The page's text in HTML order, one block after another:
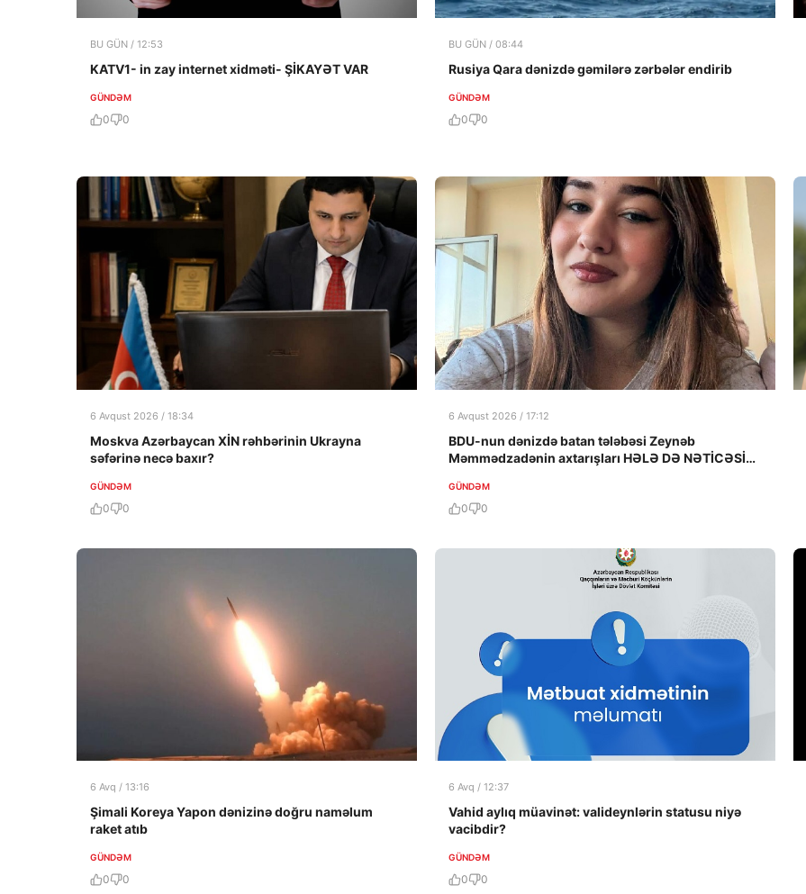
BU GÜN / 12:53
KATV1- in zay internet xidməti- ŞİKAYƏT VAR
GÜNDƏM
0 0
BU GÜN / 08:44
Rusiya Qara dənizdə gəmilərə zərbələr endirib
GÜNDƏM
0 0
6 Avqust 2026 / 18:34
Moskva Azərbaycan XİN rəhbərinin Ukrayna
səfərinə necə baxır?
GÜNDƏM
0 0
6 Avqust 2026 / 17:12
BDU-nun dənizdə batan tələbəsi Zeynəb
Məmmədzadənin axtarışları HƏLƏ DƏ NƏTİCƏSİZ
GÜNDƏM
0 0
6 Avq / 13:16
Şimali Koreya Yapon dənizinə doğru naməlum
raket atıb
GÜNDƏM
0 0
6 Avq / 12:37
Vahid aylıq müavinət: valideynlərin statusu niyə
vacibdir?
GÜNDƏM
0 0